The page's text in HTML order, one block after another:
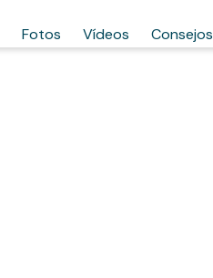
Fotos Vídeos Consejos